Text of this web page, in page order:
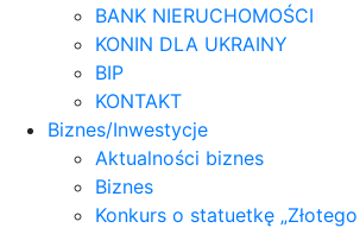
BANK NIERUCHOMOŚCI
KONIN DLA UKRAINY
BIP
KONTAKT
Biznes/Inwestycje
Aktualności biznes
Biznes
Konkurs o statuetkę